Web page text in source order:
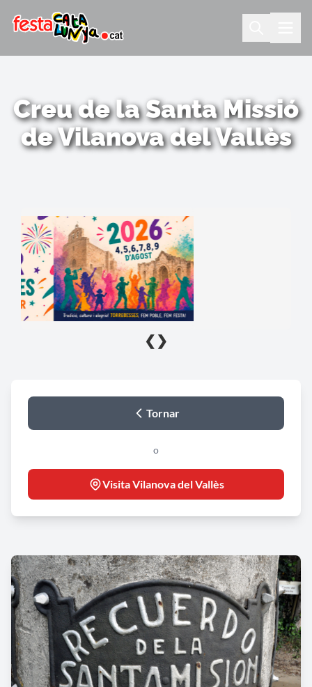
Creu de la Santa Missió
de Vilanova del Vallès
❮ ❯
Tornar
o
Visita Vilanova del Vallès